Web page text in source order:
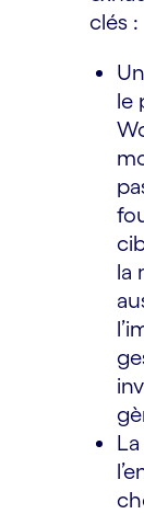
clés :
le
la